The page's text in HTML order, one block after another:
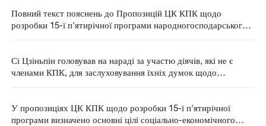
Повний текст пояснень до Пропозицій ЦК КПК щодо
розробки 15-ї п'ятирічної програми народногосподарського і
Сі Цзіньпін головував на нараді за участю діячів, які не є
членами КПК, для заслуховування їхніх думок щодо
У пропозиціях ЦК КПК щодо розробки 15-ї п'ятирічної
програми визначено основні цілі соціально-економічного